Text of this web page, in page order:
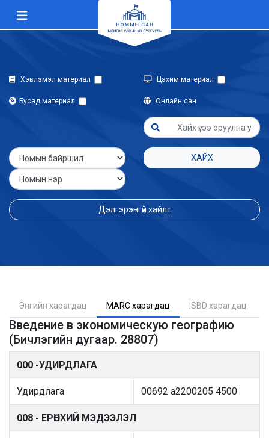
Хэвлэмэл материал Цахим материал
Бусад материал Онлайн сан
ХАЙХ
Дэлгэрэнгүй хайлт
Энгийн харагдац MARC харагдац ISBD харагдац
Введение в экономическую географию
(Бичлэгийн дугаар. 28807)
000 -УДИРДЛАГА
Удирдлага 00692 a2200205 4500
008 - ЕРӨНХИЙ МЭДЭЭЛЭЛ